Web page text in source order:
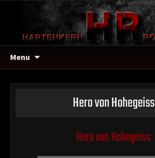
Menu
Hero von Hohegeiss
Hero von Hohegeiss